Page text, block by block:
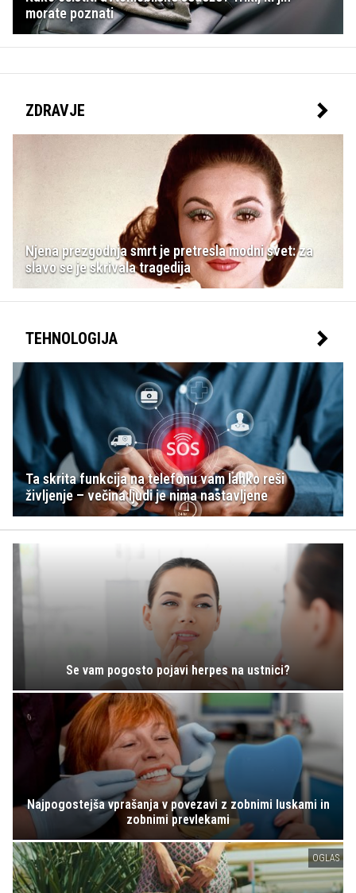
morate poznati
ZDRAVJE
Njena prezgodnja smrt je pretresla modni svet: za
slavo se je skrivala tragedija
TEHNOLOGIJA
Ta skrita funkcija na telefonu vam lahko reši
življenje – večina ljudi je nima nastavljene
Se vam pogosto pojavi herpes na ustnici?
Najpogostejša vprašanja v povezavi z zobnimi luskami in
zobnimi prevlekami
OGLAS